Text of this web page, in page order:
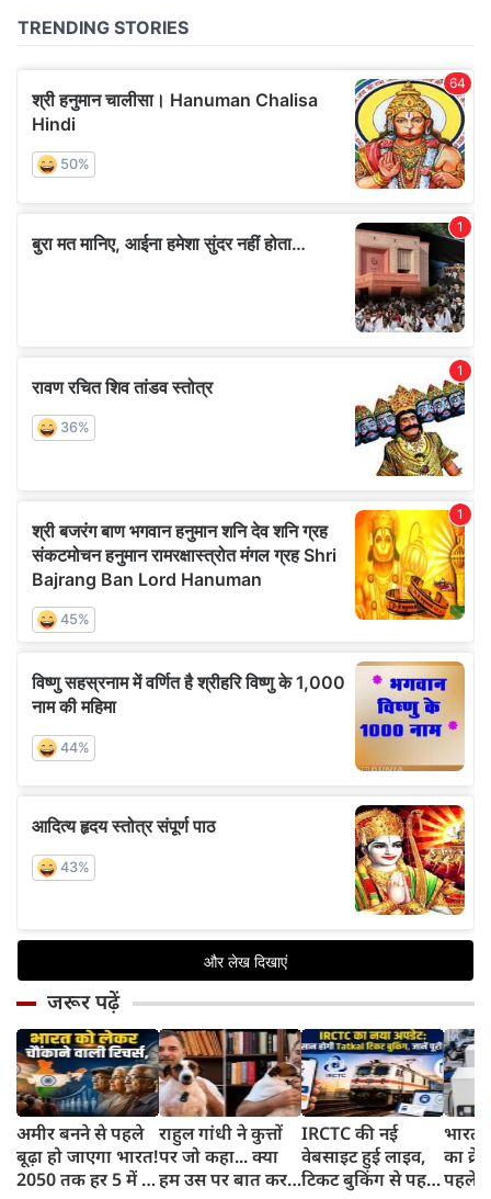
जरूर पढ़ें
अमीर बनने से पहले
बूढ़ा हो जाएगा भारत!
2050 तक हर 5 में 1
राहुल गांधी ने कुत्तों
पर जो कहा... क्या
हम उस पर बात कर
IRCTC की नई
वेबसाइट हुई लाइव,
टिकट बुकिंग से पहले
भारत
का
पहले